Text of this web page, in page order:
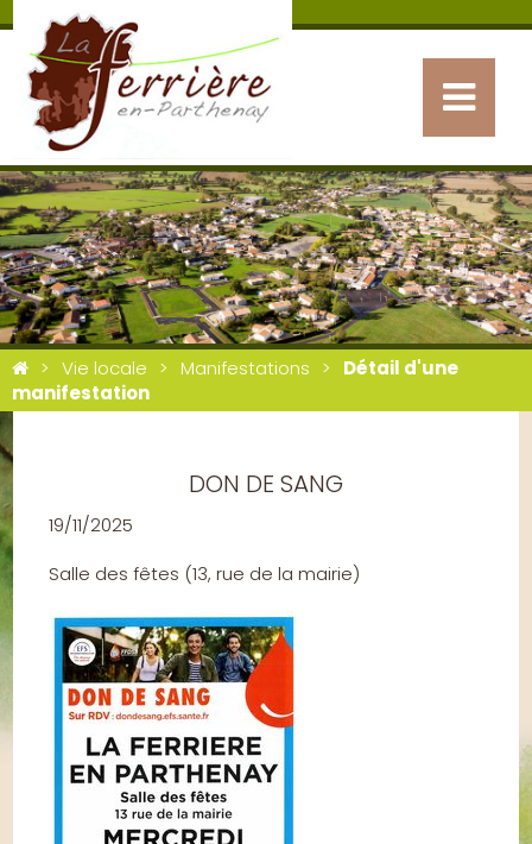
Vie locale Manifestations
Détail d'une
manifestation
DON DE SANG
19/11/2025
Salle des fêtes (13, rue de la mairie)